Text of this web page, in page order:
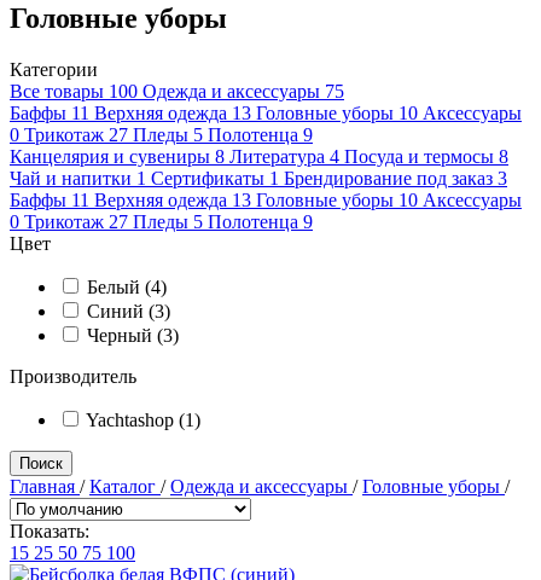
Головные уборы
Категории
Все товары 100 Одежда и аксессуары 75
Баффы 11 Верхняя одежда 13 Головные уборы 10 Аксессуары
0 Трикотаж 27 Пледы 5 Полотенца 9
Канцелярия и сувениры 8 Литература 4 Посуда и термосы 8
Чай и напитки 1 Сертификаты 1 Брендирование под заказ 3
Баффы 11 Верхняя одежда 13 Головные уборы 10 Аксессуары
0 Трикотаж 27 Пледы 5 Полотенца 9
Цвет
Белый (4)
Синий (3)
Черный (3)
Производитель
Yachtashop (1)
Поиск
Главная /Каталог /Одежда и аксессуары /Головные уборы /
Показать:
15 25 50 75 100